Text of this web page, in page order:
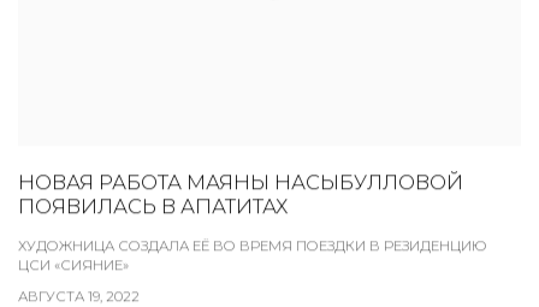
НОВАЯ РАБОТА МАЯНЫ НАСЫБУЛЛОВОЙ
ПОЯВИЛАСЬ В АПАТИТАХ
ХУДОЖНИЦА СОЗДАЛА ЕЁ ВО ВРЕМЯ ПОЕЗДКИ В РЕЗИДЕНЦИЮ
ЦСИ «СИЯНИЕ»
АВГУСТА 19, 2022